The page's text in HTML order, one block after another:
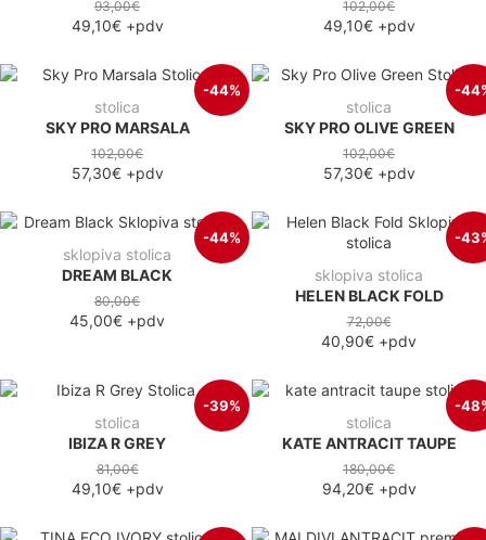
93,00€
49,10€+pdv
102,00€
49,10€+pdv
-44%
stolica
SKY PRO MARSALA
102,00€
57,30€+pdv
-
stolica
SKY PRO OLIVE GREEN
102,00€
57,30€+pdv
-44%
sklopiva stolica
DREAM BLACK
80,00€
45,00€ +pdv
-
sklopiva stolica
HELEN BLACK FOLD
72,00€
40,90€ +pdv
-39%
stolica
IBIZA R GREY
81,00€
49,10€+pdv
-
stolica
KATE ANTRACIT TAUPE
180,00€
94,20€+pdv